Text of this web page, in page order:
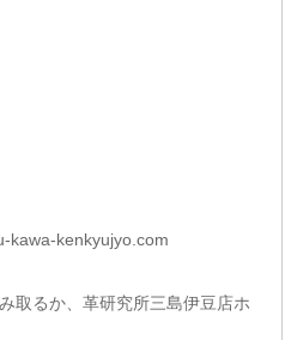
kawa-kenkyujyo.com
取るか、革研究所三島伊豆店ホ